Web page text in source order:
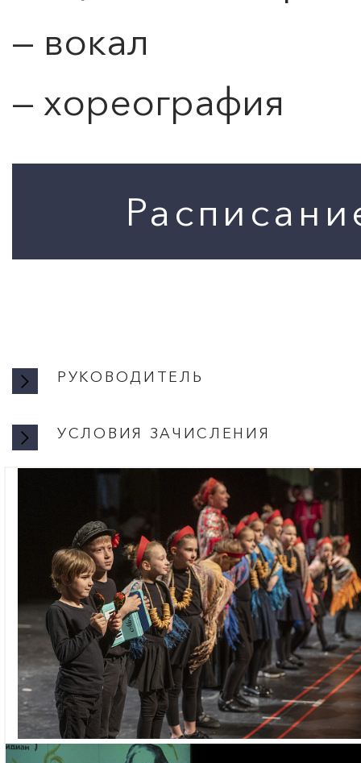
— вокал
— хореография
РУКОВОДИТЕЛЬ
и
•
во
по
УСЛОВИЯ ЗАЧИСЛЕНИЯ
Запись
прослушиванию при
Запись
19:00 в кабинете 9